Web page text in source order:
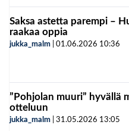
Saksa astetta parempi –
raakaa oppia
jukka_malm 01.06.2026 10:36
”Pohjolan muuri” hyvällä
otteluun
jukka_malm 31.05.2026 13:05